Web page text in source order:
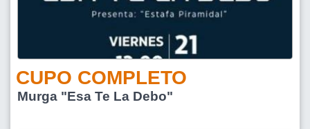
CUPO COMPLETO
Murga "Esa Te La Debo"